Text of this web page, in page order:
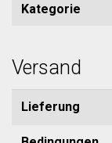
Kategorie
Versand
Lieferung